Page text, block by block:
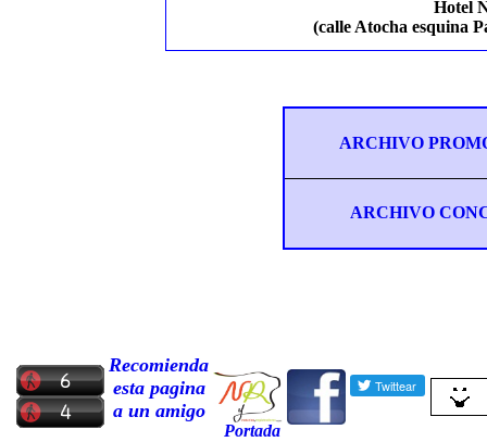
Hotel
(calle Atocha esquina
ARCHIVO
ARCHIVO
Recomienda
esta pagina
a un amigo
Portada